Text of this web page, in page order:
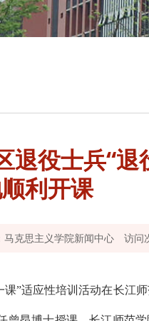
役士兵“退
利开课
马克思主义学院新闻中心 访问
”适应性培训活动在长江